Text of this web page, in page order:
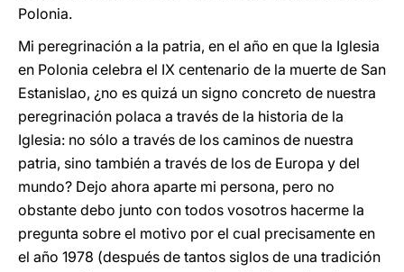
Polonia.
Mi peregrinación a la patria, en el año en que la Iglesia
en Polonia celebra el IX centenario de la muerte de San
Estanislao, ¿no es quizá un signo concreto de nuestra
peregrinación polaca a través de la historia de la
Iglesia: no sólo a través de los caminos de nuestra
patria, sino también a través de los de Europa y del
mundo? Dejo ahora aparte mi persona, pero no
obstante debo junto con todos vosotros hacerme la
pregunta sobre el motivo por el cual precisamente en
el año 1978 (después de tantos siglos de una tradición